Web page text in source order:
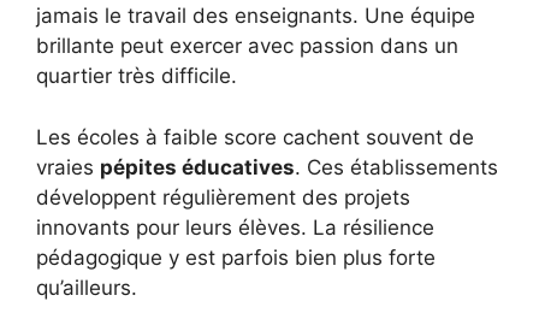
jamais le travail des enseignants. Une équipe
brillante peut exercer avec passion dans un
quartier très difficile.
Les écoles à faible score cachent souvent de
vraies pépites éducatives. Ces établissements
développent régulièrement des projets
innovants pour leurs élèves. La résilience
pédagogique y est parfois bien plus forte
qu’ailleurs.